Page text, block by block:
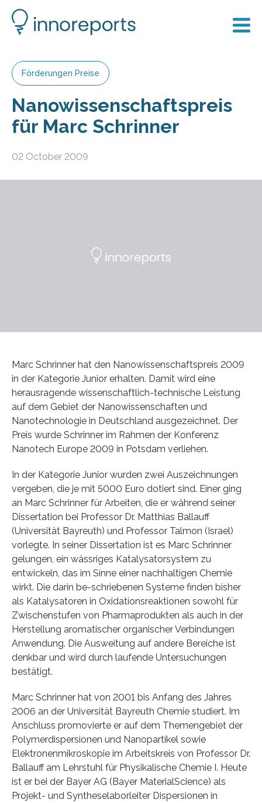
Förderungen Preise
Nanowissenschaftspreis
für Marc Schrinner
02 October 2009
Marc Schrinner hat den Nanowissenschaftspreis 2009
in der Kategorie Junior erhalten. Damit wird eine
herausragende wissenschaftlich-technische Leistung
auf dem Gebiet der Nanowissenschaften und
Nanotechnologie in Deutschland ausgezeichnet. Der
Preis wurde Schrinner im Rahmen der Konferenz
Nanotech Europe 2009 in Potsdam verliehen.
In der Kategorie Junior wurden zwei Auszeichnungen
vergeben, die je mit 5000 Euro dotiert sind. Einer ging
an Marc Schrinner für Arbeiten, die er während seiner
Dissertation bei Professor Dr. Matthias Ballauff
(Universität Bayreuth) und Professor Talmon (Israel)
vorlegte. In seiner Dissertation ist es Marc Schrinner
gelungen, ein wässriges Katalysatorsystem zu
entwickeln, das im Sinne einer nachhaltigen Chemie
wirkt. Die darin be-schriebenen Systeme finden bisher
als Katalysatoren in Oxidationsreaktionen sowohl für
Zwischenstufen von Pharmaprodukten als auch in der
Herstellung aromatischer organischer Verbindungen
Anwendung. Die Ausweitung auf andere Bereiche ist
denkbar und wird durch laufende Untersuchungen
bestätigt.
Marc Schrinner hat von 2001 bis Anfang des Jahres
2006 an der Universität Bayreuth Chemie studiert. Im
Anschluss promovierte er auf dem Themengebiet der
Polymerdispersionen und Nanopartikel sowie
Elektronenmikroskopie im Arbeitskreis von Professor Dr.
Ballauff am Lehrstuhl für Physikalische Chemie I. Heute
ist er bei der Bayer AG (Bayer MaterialScience) als
Projekt- und Syntheselaborleiter Dispersionen in